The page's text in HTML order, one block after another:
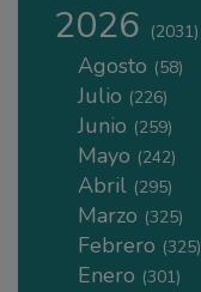
2026 (2031)
Agosto (58)
Julio (226)
Junio (259)
Mayo (242)
Abril (295)
Marzo (325)
Febrero (325)
Enero (301)